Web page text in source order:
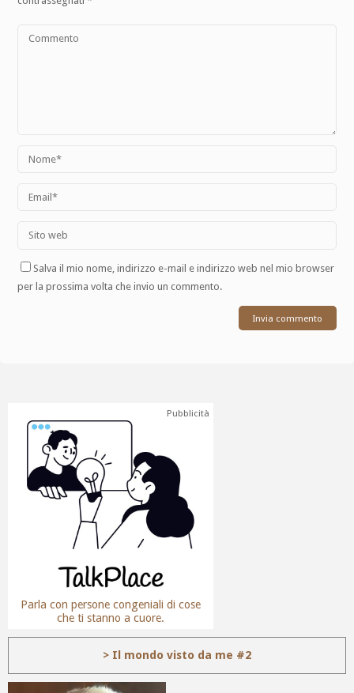
Salva il mio nome, indirizzo e-mail e indirizzo web nel mio browser
per la prossima volta che invio un commento.
Pubblicità
Parla con persone congeniali di cose
che ti stanno a cuore.
> Il mondo visto da me #2